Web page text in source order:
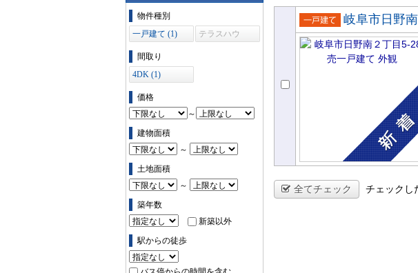
物件の条件で絞り込む
物件種別
一戸建て (1)
テラスハウ
間取り
4DK (1)
価格
～
建物面積
～
土地面積
～
築年数
新築以外
駅からの徒歩
売一戸建
て
岐阜市日野
全てチェック チェックし